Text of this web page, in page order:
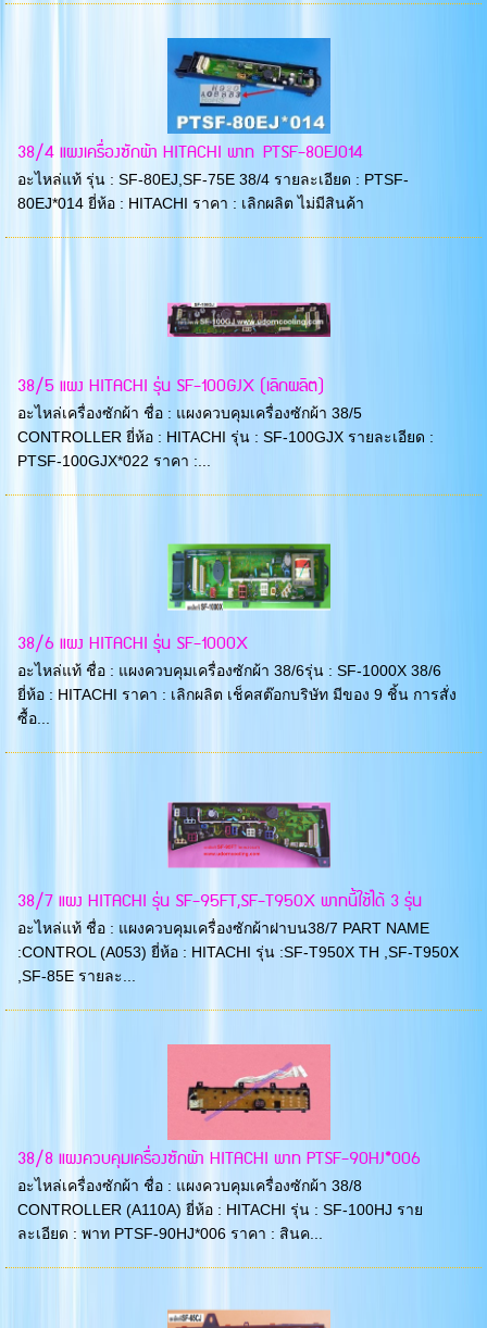
38/4 แผงเครื่องซักผ้า HITACHI พาท PTSF-80EJ014
อะไหล่แท้ รุ่น : SF-80EJ,SF-75E 38/4 รายละเอียด : PTSF-
80EJ*014 ยี่ห้อ : HITACHI ราคา : เลิกผลิต ไม่มีสินค้า
38/5 แผง HITACHI รุ่น SF-100GJX (เลิกผลิต)
อะไหล่เครื่องซักผ้า ชื่อ : แผงควบคุมเครื่องซักผ้า 38/5
CONTROLLER ยี่ห้อ : HITACHI รุ่น : SF-100GJX รายละเอียด :
PTSF-100GJX*022 ราคา :...
38/6 แผง HITACHI รุ่น SF-1000X
อะไหล่แท้ ชื่อ : แผงควบคุมเครื่องซักผ้า 38/6รุ่น : SF-1000X 38/6
ยี่ห้อ : HITACHI ราคา : เลิกผลิต เช็คสต๊อกบริษัท มีของ 9 ชิ้น การสั่ง
ซื้อ...
38/7 แผง HITACHI รุ่น SF-95FT,SF-T950X พาทนี้ใช้ได้ 3 รุ่น
อะไหล่แท้ ชื่อ : แผงควบคุมเครื่องซักผ้าฝาบน38/7 PART NAME
:CONTROL (A053) ยี่ห้อ : HITACHI รุ่น :SF-T950X TH ,SF-T950X
,SF-85E รายละ...
38/8 แผงควบคุมเครื่องซักผ้า HITACHI พาท PTSF-90HJ*006
อะไหล่เครื่องซักผ้า ชื่อ : แผงควบคุมเครื่องซักผ้า 38/8
CONTROLLER (A110A) ยี่ห้อ : HITACHI รุ่น : SF-100HJ ราย
ละเอียด : พาท PTSF-90HJ*006 ราคา : สินค...